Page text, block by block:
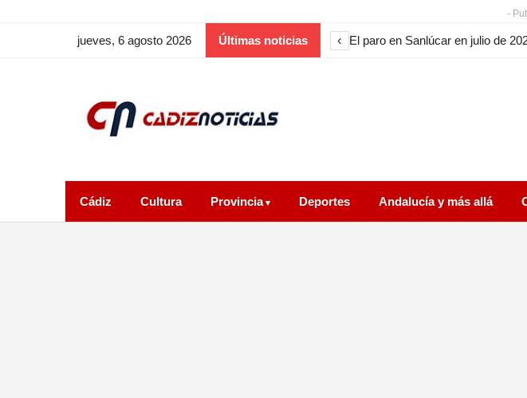
-
jueves, 6 agosto 2026 Últimas noticias ‹ El paro en Sanlúcar en julio de
Cádiz Cultura Provincia Deportes Andalucía y más allá